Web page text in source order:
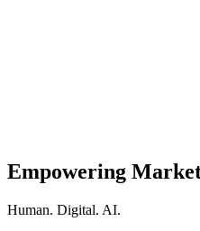
Empowering
Human. Digital. AI.